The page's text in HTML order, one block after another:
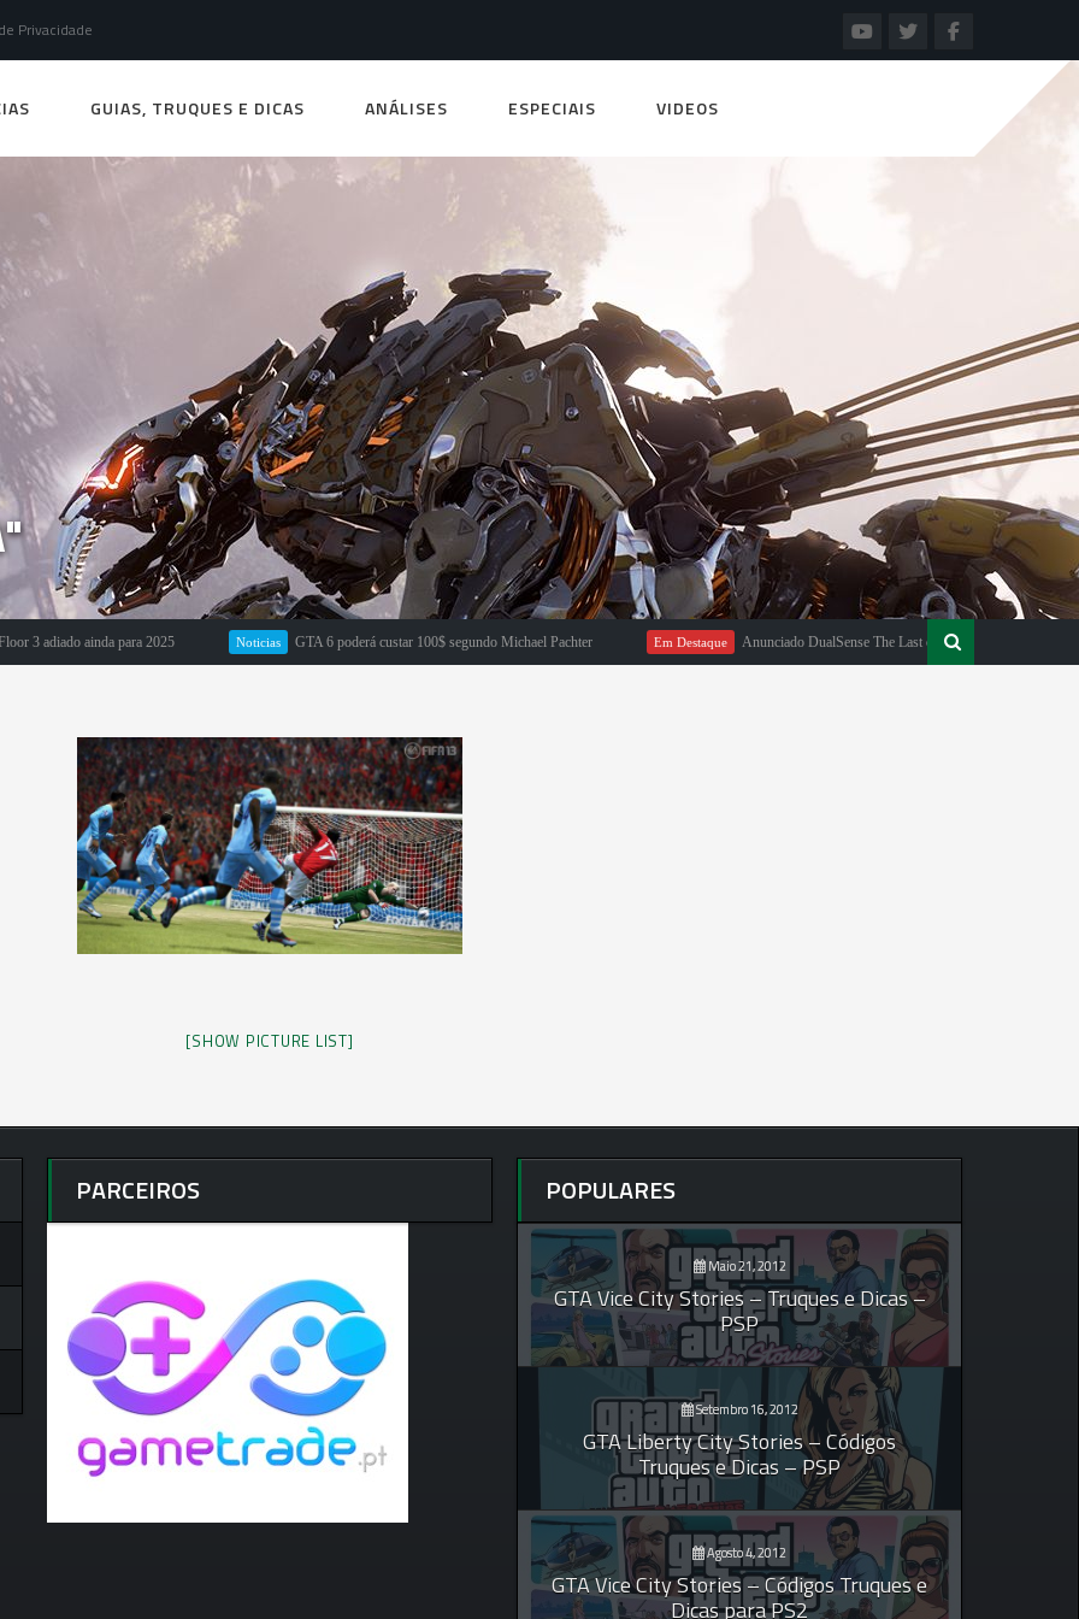
Privacidade
GUIAS, TRUQUES E DICAS ANÁLISES ESPECIAIS VIDEOS
ainda para 2025 Noticias GTA 6 poderá custar 100$ segundo Michael Pachter Em Destaque Anunciado DualSense The Last of Us Limited Edition
[SHOW PICTURE LIST]
PARCEIROS POPULARES
Maio 21, 2012
GTA Vice City Stories – Truques e Dicas –
PSP
Setembro 16, 2012
GTA Liberty City Stories – Códigos
Truques e Dicas – PSP
Agosto 4, 2012
GTA Vice City Stories – Códigos Truques e
Dicas para PS2